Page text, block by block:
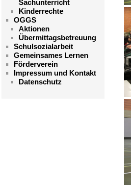
Sachunterricht
Kinderrechte
OGGS
Aktionen
Übermittagsbetreuung
Schulsozialarbeit
Gemeinsames Lernen
Förderverein
Impressum und Kontakt
Datenschutz